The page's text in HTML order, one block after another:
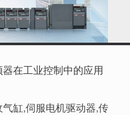
在工业控制中的应用
缸,伺服电机驱动器,传